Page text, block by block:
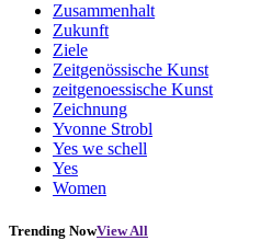
Zusammenhalt
Zukunft
Ziele
Zeitgenössische Kunst
zeitgenoessische Kunst
Zeichnung
Yvonne Strobl
Yes we schell
Yes
Women
Trending NowView All